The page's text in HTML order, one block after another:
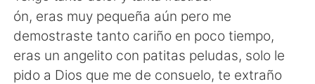
English 简体中文
ón, eras muy pequeña aún pero me
demostraste tanto cariño en poco tiempo,
eras un angelito con patitas peludas, solo le
pido a Dios que me de consuelo, te extraño